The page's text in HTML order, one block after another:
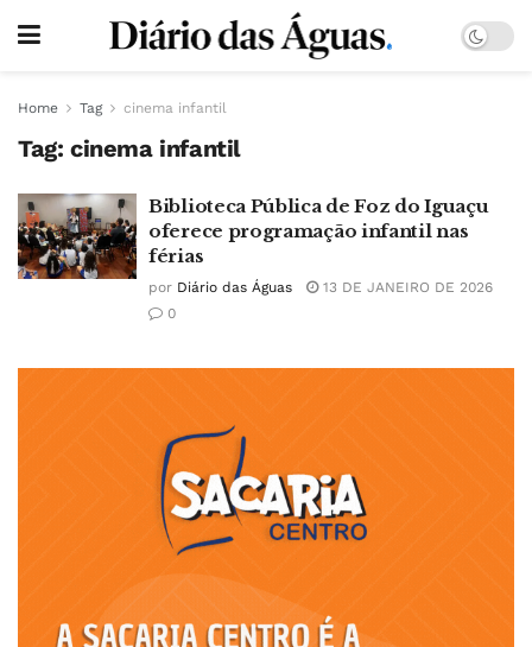
Home Tag cinema infantil
Tag: cinema infantil
Biblioteca Pública de Foz do Iguaçu
oferece programação infantil nas
férias
por Diário das Águas
13 DE JANEIRO DE 2026
0